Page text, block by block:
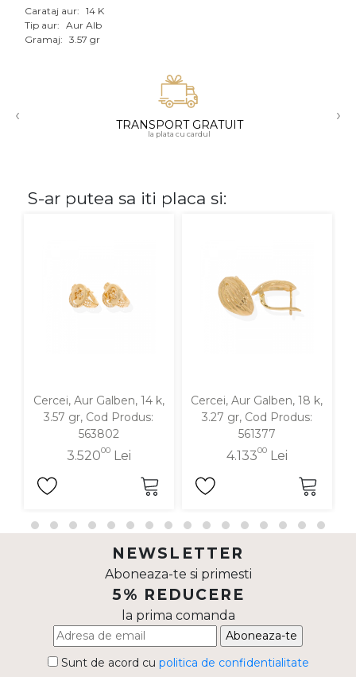
Aur mixt
18K
Carataj aur: 14 K
Tip aur: Aur Alb
Gramaj: 3.57 gr
‹ TRANSPORT GRATUIT
la plata cu cardul
›
S-ar putea sa iti placa si:
Cercei, Aur Galben, 14 k,
3.57 gr, Cod Produs:
563802
3.52000Lei
Cercei, Aur Galben, 18 k,
3.27 gr, Cod Produs:
561377
4.13300Lei
NEWSLETTER
Aboneaza-te si primesti
5% REDUCERE
la prima comanda
Aboneaza-te
Sunt de acord cu politica de confidentialitate